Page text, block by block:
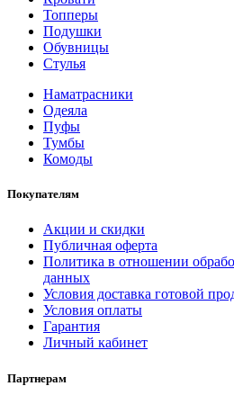
Топперы
Подушки
Обувницы
Стулья
Наматрасники
Одеяла
Пуфы
Тумбы
Комоды
Покупателям
Акции и скидки
Публичная оферта
Политика в отношении
данных
Условия доставка готовой
Условия оплаты
Гарантия
Личный кабинет
Партнерам